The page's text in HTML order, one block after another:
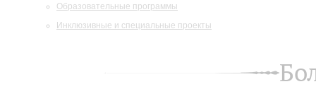
Образовательные программы
Инклюзивные и специальные проекты